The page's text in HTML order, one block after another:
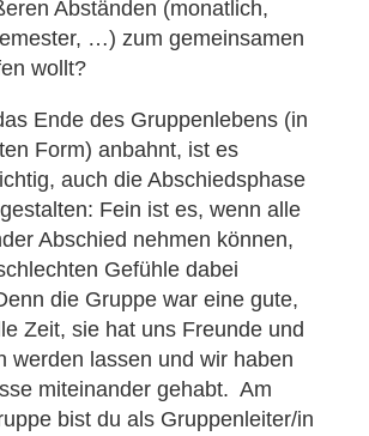
Abständen (monatlich,
…) zum gemeinsamen
wollt?
Ende des Gruppenlebens (in
Form) anbahnt, ist es
auch die Abschiedsphase
Fein ist es, wenn alle
Abschied nehmen können,
Gefühle dabei
die Gruppe war eine gute,
Zeit, sie hat uns Freunde und
werden lassen und wir haben
miteinander gehabt. Am
bist du als Gruppenleiter/in